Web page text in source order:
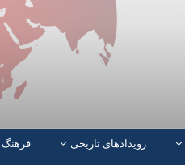
رویدادهای تاریخی فرهنگ